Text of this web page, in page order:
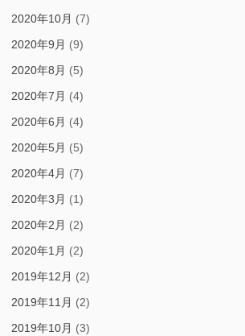
2020年10月 (7)
2020年9月 (9)
2020年8月 (5)
2020年7月 (4)
2020年6月 (4)
2020年5月 (5)
2020年4月 (7)
2020年3月 (1)
2020年2月 (2)
2020年1月 (2)
2019年12月 (2)
2019年11月 (2)
2019年10月 (3)